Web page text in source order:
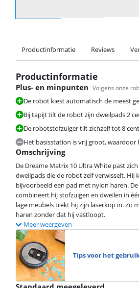
Productinformatie Reviews
Productinformatie
Plus- en minpunten Volgens onze
De robot kiest automatisch de meest
Bij tapijt tilt de robot zijn dweilpads 2
De robotstofzuiger tilt zichzelf tot 8
Het basisstation is vrij groot,
Omschrijving
De Dreame Matrix 10 Ultra White past
dweilpads die de robot zelf verwisselt.
bijvoorbeeld een pad met nylon haren.
combineert hij stofzuigen en dweilen in
lage meubels trekt hij zijn laserkop in. Zo
haren zonder dat hij vastloopt.
Meer weergeven
Tips voor het